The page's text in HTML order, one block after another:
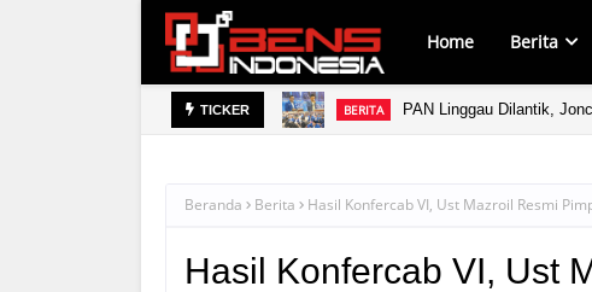
Home Berita
TICKER BERITA PAN Linggau Dilantik,
Beranda Berita Hasil Konfercab VI, Ust Mazroil Resmi
Hasil Konfercab VI, Ust